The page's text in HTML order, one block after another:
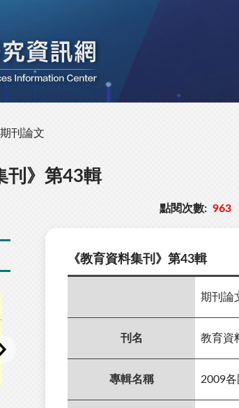
期刊論文
刊》第43輯
點閱次數: 963
《教育資料集刊》第43輯
期刊論
刊名 教育資
專輯名稱 2009